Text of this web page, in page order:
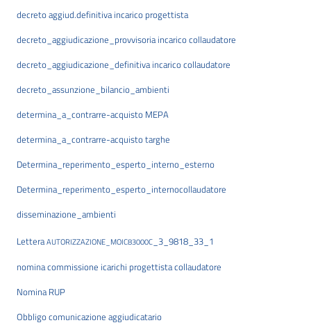
decreto aggiud.definitiva incarico progettista
decreto_aggiudicazione_provvisoria incarico collaudatore
decreto_aggiudicazione_definitiva incarico collaudatore
decreto_assunzione_bilancio_ambienti
determina_a_contrarre-acquisto MEPA
determina_a_contrarre-acquisto targhe
Determina_reperimento_esperto_interno_esterno
Determina_reperimento_esperto_internocollaudatore
disseminazione_ambienti
LetteraAUTORIZZAZIONE_MOIC83000C _3_9818_33_1
nomina commissione icarichi progettista collaudatore
Nomina RUP
Obbligo comunicazione aggiudicatario